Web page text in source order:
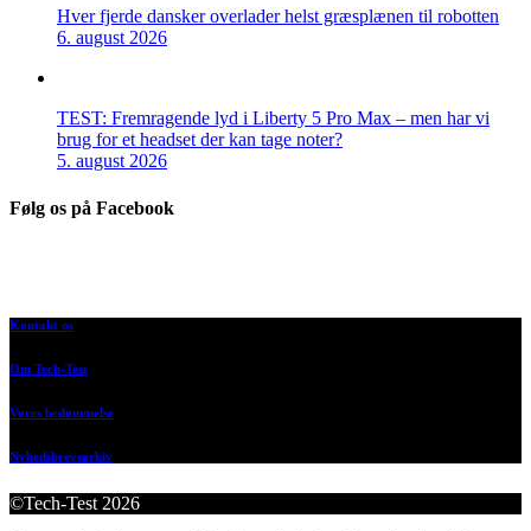
Hver fjerde dansker overlader helst græsplænen til robotten
6. august 2026
TEST: Fremragende lyd i Liberty 5 Pro Max – men har vi
brug for et headset der kan tage noter?
5. august 2026
Følg os på Facebook
Kontakt os
Om Tech-Test
Vores bedømmelse
Nyhedsbrevsarkiv
©Tech-Test 2026